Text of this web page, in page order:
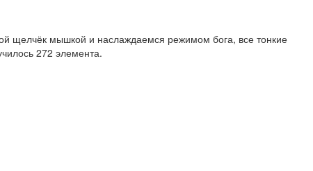
щелчёк мышкой и наслаждаемся режимом бога, все тонкие
272 элемента.